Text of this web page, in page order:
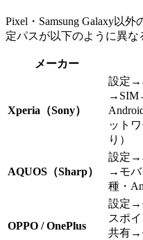
Pixel・Samsung Galaxy以
定パスが以下のように異な
メーカー
Xperia（Sony）
設定→
ット
り）
AQUOS（Sharp）
設定→
→モバ
種・
OPPO / OnePlus
設定→
スポ
共有→